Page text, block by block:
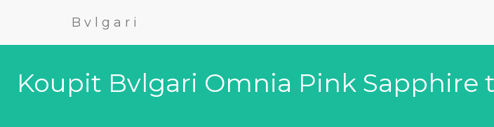
Bvlgari
Koupit Bvlgari Omnia Pink Sapphire